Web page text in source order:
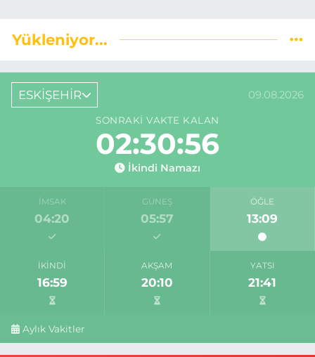
Yükleniyor...
ESKİŞEHİR 09.08.2026
SONRAKI VAKTE KALAN
02:30:55
İkindi Namazı
İMSAK
04:20
GÜNEŞ
05:57
ÖĞLE
13:09
İKINDI
16:59
AKŞAM
20:10
YATSI
21:41
Aylık Vakitler